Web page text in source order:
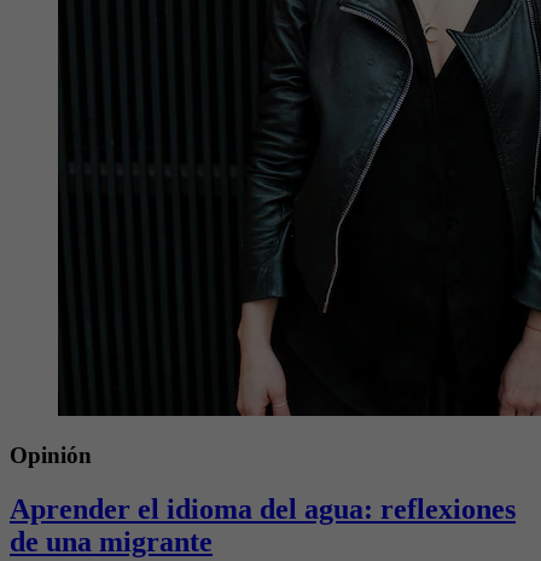
Opinión
Aprender el idioma del agua: reflexiones
de una migrante